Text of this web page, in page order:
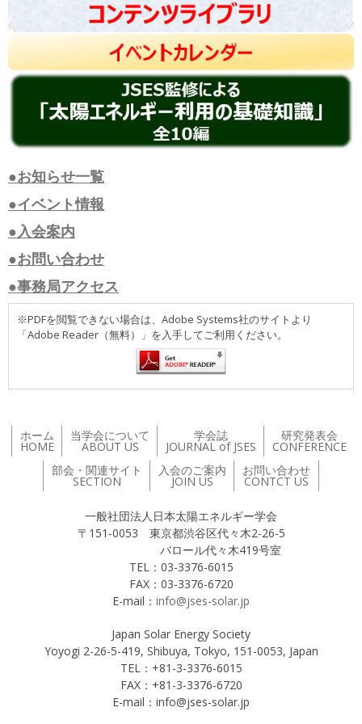
●お知らせ一覧
●イベント情報
●入会案内
●お問い合わせ
●事務局アクセス
※PDFを閲覧できない場合は、Adobe Systems社のサイトより
「Adobe Reader（無料）」を入手してご利用ください。
ホーム
HOME
当学会について
ABOUT US
学会誌
JOURNAL of JSES
研究発表会
CONFERENCE
部会・関連サイト
SECTION
入会のご案内
JOIN US
お問い合わせ
CONTCT US
一般社団法人日本太陽エネルギー学会
〒151-0053 東京都渋谷区代々木2-26-5
バロール代々木419号室
TEL：03-3376-6015
FAX：03-3376-6720
E-mail： info@jses-solar.jp
Japan Solar Energy Society
Yoyogi 2-26-5-419, Shibuya, Tokyo, 151-0053, Japan
TEL：+81-3-3376-6015
FAX：+81-3-3376-6720
E-mail：info@jses-solar.jp